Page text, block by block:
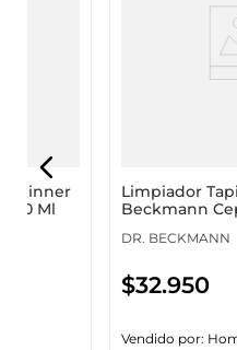
Alfombras Y Tapizado 700 Ml
Limpiador
Beckmann
DR. BECKMANN
$32.950
Vendido por: